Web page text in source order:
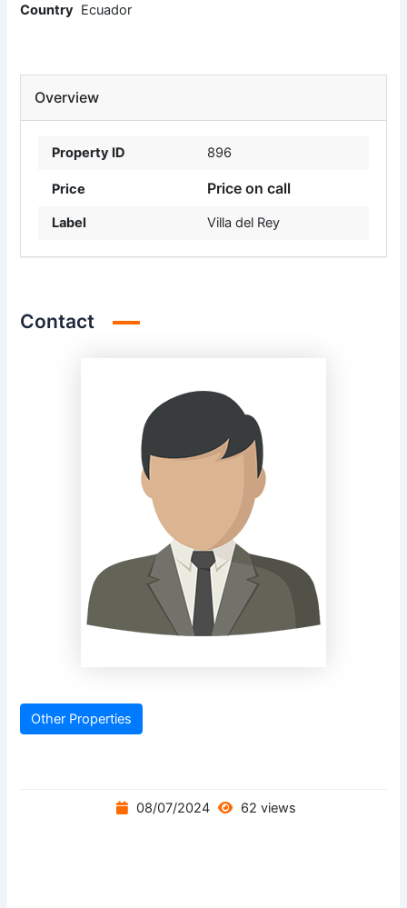
Country Ecuador
Overview
Property ID 896
Price Price on call
Label Villa del Rey
Contact
Other Properties
08/07/2024 62 views